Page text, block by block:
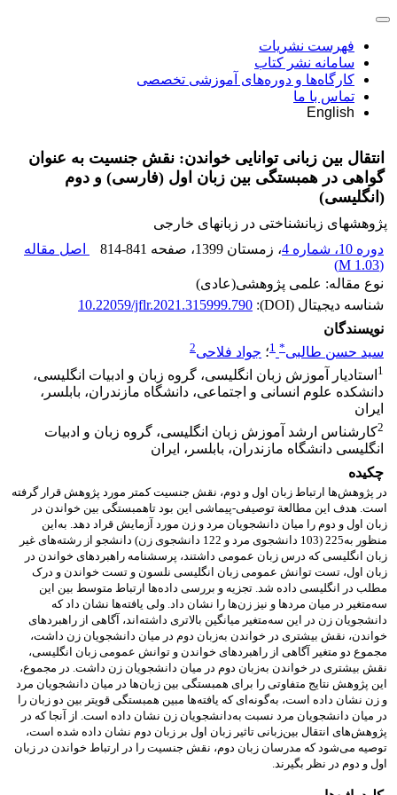
فهرست نشریات
سامانه نشر کتاب
کارگاه‌ها و دوره‌های آموزشی تخصصی
تماس با ما
English
انتقال بین زبانی توانایی خواندن: نقش جنسیت به عنوان
گواهی در همبستگی بین زبان اول (فارسی) و دوم
(انگلیسی)
پژوهشهای زبانشناختی در زبانهای خارجی
دوره 10، شماره 4
، زمستان 1399 ، صفحه 814-841
اصل مقاله
(
1.03 M
)
نوع مقاله: علمی پژوهشی(عادی)
شناسه دیجیتال (DOI):
10.22059/jflr.2021.315999.790
نویسندگان
سید حسن طالبی*
1؛ جواد فلاحی2
1 استادیار آموزش زبان انگلیسی، گروه زبان و ادبیات انگلیسی،
دانشکده علوم انسانی و اجتماعی، دانشگاه مازندران، بابلسر،
ایران
2کارشناس ارشد آموزش زبان انگلیسی، گروه زبان و ادبیات
انگلیسی دانشگاه مازندران، بابلسر، ایران
چکیده
در ‌پژوهش‌ها ارتباط زبان اول و دوم، نقش جنسیت کمتر مورد پژوهش قرار گرفته
است. هدف این مطالعة توصیفی-پیماشی این بود تاهمبستگی بین خواندن در
زبان اول و دوم را میان دانشجویان مرد و زن مورد آزمایش قراد دهد. به‌این
منظور به‌225 (103 دانشجوی مرد و 122 دانشجوی زن) دانشجو از رشته‌های غیر
زبان انگلیسی که درس زبان عمومی داشتند، پرسشنامه راهبردهای خواندن در
زبان اول، تست توانش عمومی زبان انگلیسی نلسون و تست خواندن و درک
مطلب در انگلیسی داده شد. تجزیه و بررسی داده‌ها ارتباط متوسط بین این
سه‌متغیر در میان مردها و نیز زن‌ها را نشان داد. ولی یافته‌ها نشان داد که
دانشجویان زن در این سه‌متغیر میانگین بالاتری داشته‌اند، آگاهی از راهبردهای
خواندن، نقش بیشتری در خواندن به‌‌زبان دوم در میان دانشجویان زن داشت،
مجموع دو متغیر آگاهی از راهبردهای خواندن و توانش عمومی زبان انگلیسی،
نقش بیشتری در خواندن به‌زبان دوم در میان دانشجویان زن داشت. در مجموع،
این پژوهش نتایج متفاوتی را برای همبستگی بین زبان‌ها در میان دانشجویان مرد
و زن نشان داده است، به‌گونه‌ای که یافته‌ها مبین همبستگی قویتر بین دو زبان را
در میان دانشجویان مرد نسبت به‌دانشجویان زن نشان داده است. از آنجا که در
پژوهش‌های انتقال بین‌زبانی تاثیر زبان اول بر زبان دوم نشان داده شده است،
توصیه می‌شود که مدرسان زبان دوم، نقش جنسیت را در ارتباط خواندن در زبان
اول و دوم در نظر بگیرند.